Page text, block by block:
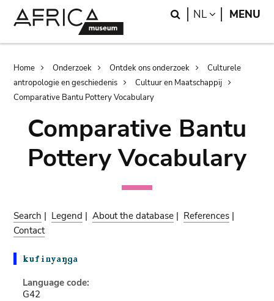
Search
NL LANGUAGE
MENU
Breadcrumb
Home Onderzoek Ontdek ons onderzoek
Culturele
antropologie en geschiedenis
Cultuur en Maatschappij
Comparative Bantu Pottery Vocabulary
Comparative Bantu
Pottery Vocabulary
Search | Legend |About the database | References |
Contact
Language code:
G42